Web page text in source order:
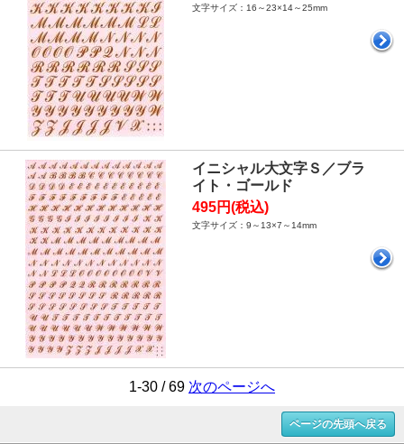
文字サイズ：16～23×14～25mm
イニシャル大文字Ｓ／ブラ
イト・ゴールド
495円(税込)
文字サイズ：9～13×7～14mm
1-30 / 69 次のページへ
ページの先頭へ戻る